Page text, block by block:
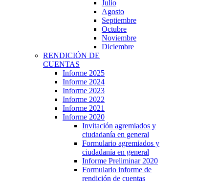
Julio
Agosto
Septiembre
Octubre
Noviembre
Diciembre
RENDICIÓN DE
CUENTAS
Informe 2025
Informe 2024
Informe 2023
Informe 2022
Informe 2021
Informe 2020
Invitación agremiados y
ciudadanía en general
Formulario agremiados y
ciudadanía en general
Informe Preliminar 2020
Formulario informe de
rendición de cuentas